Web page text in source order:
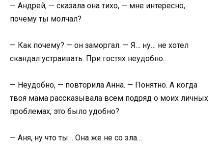
— Андрей, — сказала она тихо, — мне интересно,
почему ты молчал?
— Как почему? — он заморгал. — Я… ну… не хотел
скандал устраивать. При гостях неудобно…
— Неудобно, — повторила Анна. — Понятно. А когда
твоя мама рассказывала всем подряд о моих личных
проблемах, это было удобно?
— Аня, ну что ты… Она же не со зла…